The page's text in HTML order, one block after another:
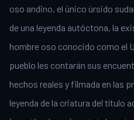
oso andino, el único úrsido
de una leyenda autóctona, la
hombre oso conocido como el
pueblo les contarán sus
hechos reales y filmada en las
leyenda de la criatura del título